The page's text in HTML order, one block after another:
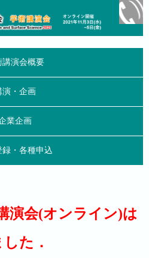
講演会概要
演・企画
業企画
録・各種申込
演会(オンライン)は
た．